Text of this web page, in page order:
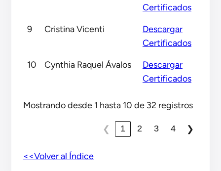
Certificados
9
Cristina Vicenti
Descargar
Certificados
10
Cynthia Raquel Ávalos
Descargar
Certificados
Mostrando desde 1 hasta 10 de 32 registros
❮ 1 2 3 4 ❯
<<Volver al Índice